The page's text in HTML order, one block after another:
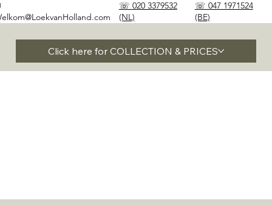
☏ 020 3379532
(NL)
☏ 047 1971524
(BE)
Click here for COLLECTION & PRICES